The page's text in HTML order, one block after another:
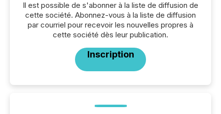
Il est possible de s'abonner à la liste de diffusion de
cette société. Abonnez-vous à la liste de diffusion
par courriel pour recevoir les nouvelles propres à
cette société dès leur publication.
Inscription